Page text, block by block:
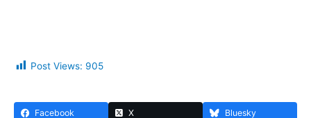
Post Views: 905
Facebook X Bluesky